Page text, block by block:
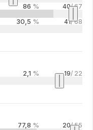
86 % 40/67
30,5 % 41/68
2,1 % 19/ 22
77,8 % 20/55